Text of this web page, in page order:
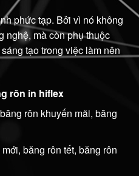
phức tạp. Bởi vì nó không
nghệ, mà còn phụ thuộc
tạo trong việc làm nên
rôn in hiflex
rôn khuyến mãi, băng
băng rôn tết, băng rôn